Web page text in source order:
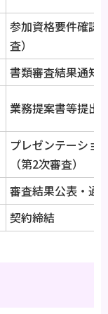
参加資格要件確認
査）
書類審査結果通知
業務提案書等提出
プレゼンテーショ
（第2次審査）
審査結果公表・通
契約締結